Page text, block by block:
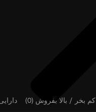
کم بخر / بالا بفروش (0)